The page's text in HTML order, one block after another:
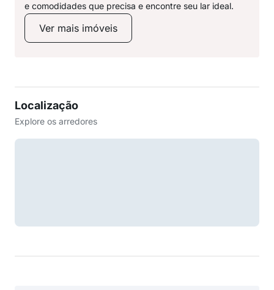
e comodidades que precisa e encontre seu lar ideal.
Ver mais imóveis
Localização
Explore os arredores